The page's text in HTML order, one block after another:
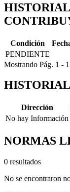
Condición
PENDIENTE
Mostrando Pág. 1 - 1
Dirección
No hay Información
NORMAS
0 resultados
No se encontraron